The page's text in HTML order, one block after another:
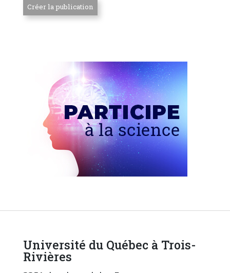
Université du Québec à Trois-
Rivières